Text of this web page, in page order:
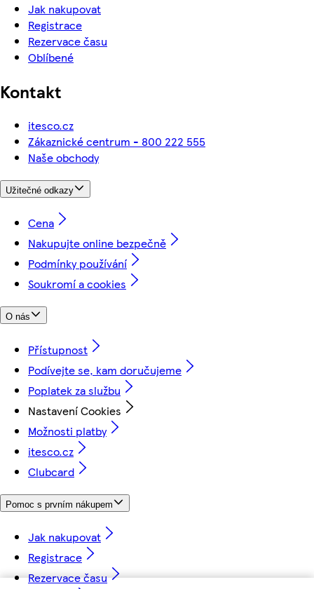
Jak nakupovat
Registrace
Rezervace času
Oblíbené
Kontakt
itesco.cz
Zákaznické centrum - 800 222 555
Naše obchody
Užitečné odkazy
Cena
Nakupujte online bezpečně
Podmínky používání
Soukromí a cookies
O nás
Přístupnost
Podívejte se, kam doručujeme
Poplatek za službu
Nastavení Cookies
Možnosti platby
itesco.cz
Clubcard
Pomoc s prvním nákupem
Jak nakupovat
Registrace
Rezervace času